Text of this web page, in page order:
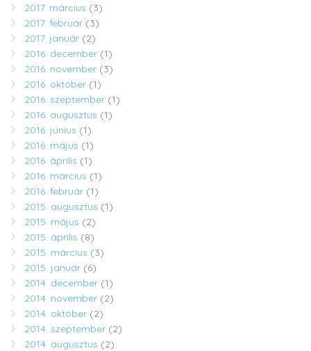
2017. március (3)
2017. február (3)
2017. január (2)
2016. december (1)
2016. november (3)
2016. október (1)
2016. szeptember (1)
2016. augusztus (1)
2016. június (1)
2016. május (1)
2016. április (1)
2016. március (1)
2016. február (1)
2015. augusztus (1)
2015. május (2)
2015. április (8)
2015. március (3)
2015. január (6)
2014. december (1)
2014. november (2)
2014. október (2)
2014. szeptember (2)
2014. augusztus (2)